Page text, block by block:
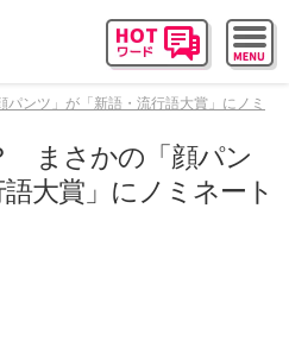
ンツ」が「新語・流行語大賞」にノミ
まさかの「顔パン
大賞」にノミネート